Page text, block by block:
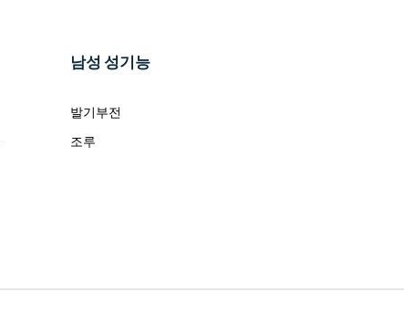
남성 성기능
발기부전
조루